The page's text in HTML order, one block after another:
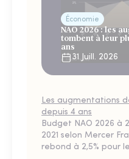
Économie
NAO 2026 : les
tombent à leur
ans
31 Juill. 2026
Les augmentations
depuis 4 ans
Budget NAO 2026 à
2021 selon Mercer
rebond à 2,5% pour